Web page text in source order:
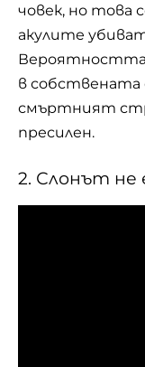
човек, но това
акулите
Вероятността
в собствената
смъртният
пресилен.
2. Слонът не